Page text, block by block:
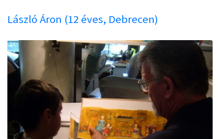
László Áron (12 éves, Debrecen)